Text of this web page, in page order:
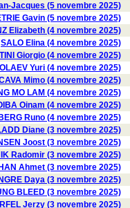
Jacques (5 novembre 2025)
Gavin (5 novembre 2025)
Elizabeth (4 novembre 2025)
SALO Elina (4 novembre 2025)
Giorgio (4 novembre 2025)
Yuri (4 novembre 2025)
Mimo (4 novembre 2025)
MO LAM (4 novembre 2025)
Oinam (4 novembre 2025)
Runo (4 novembre 2025)
Diane (3 novembre 2025)
Joost (3 novembre 2025)
Radomir (3 novembre 2025)
Ahmet (3 novembre 2025)
Daya (3 novembre 2025)
BLEED (3 novembre 2025)
Jerzy (3 novembre 2025)